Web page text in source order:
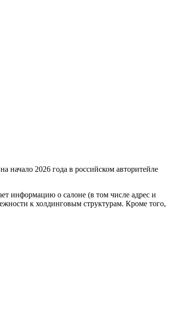
начало 2026 года в российском авторитейле
информацию о салоне (в том числе адрес и
к холдинговым структурам. Кроме того,